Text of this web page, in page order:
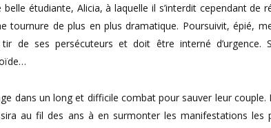
étudiante, Alicia, à laquelle il s’interdit cependant de
tournure de plus en plus dramatique. Poursuivit, épié,
de ses persécuteurs et doit être interné d’urgence.
dans un long et difficile combat pour sauver leur
au fil des ans à en surmonter les manifestations les